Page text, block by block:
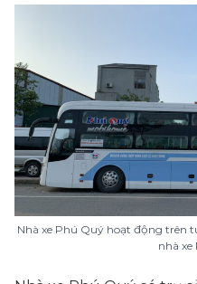
Nhà xe Phú Quý hoạt động trên
nhà xe